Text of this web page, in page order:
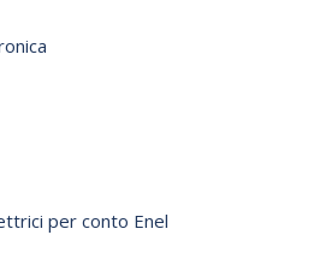
per conto Enel